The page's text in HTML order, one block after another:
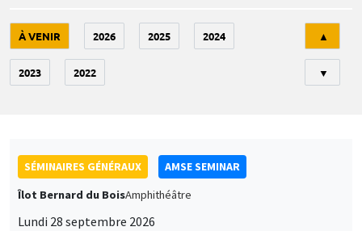
À VENIR 2026 2025 2024
2023 2022
▲
▼
SÉMINAIRES GÉNÉRAUX
AMSE SEMINAR
Îlot Bernard du BoisAmphithéâtre
Lundi 28 septembre 2026